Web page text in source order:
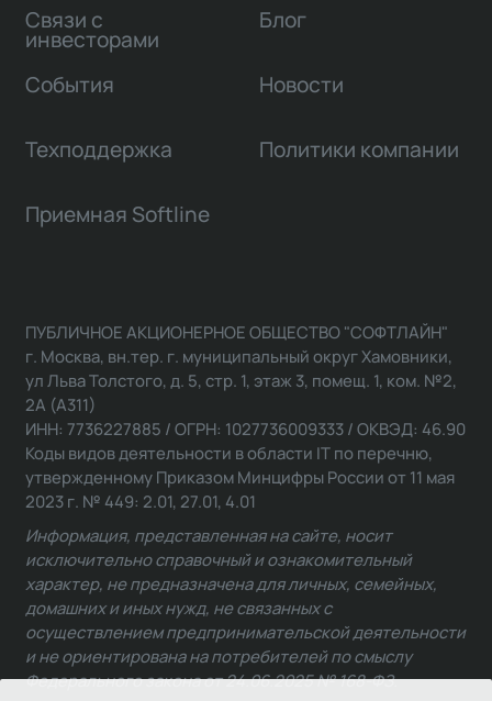
Связи с
инвесторами
Блог
События Новости
Техподдержка Политики компании
Приемная Softline
ПУБЛИЧНОЕ АКЦИОНЕРНОЕ ОБЩЕСТВО "СОФТЛАЙН"
г. Москва, вн.тер. г. муниципальный округ Хамовники,
ул Льва Толстого, д. 5, стр. 1, этаж 3, помещ. 1, ком. №2,
2А (А311)
ИНН: 7736227885 / ОГРН: 1027736009333 / ОКВЭД: 46.90
Коды видов деятельности в области IT по перечню,
утвержденному Приказом Минцифры России от 11 мая
2023 г. № 449: 2.01, 27.01, 4.01
Информация, представленная на сайте, носит
исключительно справочный и ознакомительный
характер, не предназначена для личных, семейных,
домашних и иных нужд, не связанных с
осуществлением предпринимательской деятельности
и не ориентирована на потребителей по смыслу
Федерального закона от 24.06.2025 № 168-ФЗ.